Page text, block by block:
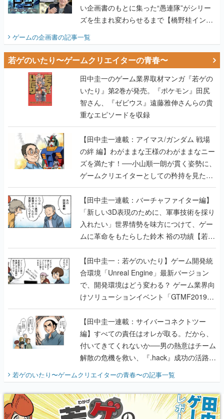
い企画書のもとに集った“愚連隊”がシリー
ズを生まれ変わらせるまで【橋野桂インタ
ゲームの企画書の記事一覧
若ゲのいたり〜ゲームクリエイターの青春〜
田中圭一のゲーム業界取材マンガ『若ゲの
いたり』第2巻が発売。『ポケモン』田尻
智さん、『ゼビウス』遠藤雅伸さんらの貴
重なエピソードを収録
【田中圭一連載：アイマス/ガンダム 戦場
の絆 編】わがままな王様のわがままなニー
ズを満たす！──小山順一朗が貫く姿勢に、
ゲームクリエイターとしての矜持を見た
【若ゲのいたり最終回】
【田中圭一連載：バーチャファイター編】
「新しい3D表現のために、軍事技術を採り
入れたい」世界情勢を味方につけて、ゲー
ムに革命をもたらした鈴木 裕の功績【若ゲ
のいたり】
【田中圭一：若ゲのいたり】ゲーム開発統
合環境「Unreal Engine」最新バージョン
で、開発環境はどう変わる？ ゲーム業界向
けソリューションイベント「GTMF2019」
に行って、より理解を深めよう【PR】
【田中圭一連載：サイバーコネクトツー
編】すべての責任はオレが取る。だから、
付いてきてくれないか──男の熱意はチーム
解散の危機を救い、『.hack』成功の活路を
『少年ジャンプ』色だった【若ゲのいた
り】
若ゲのいたり〜ゲームクリエイターの青春〜の記事一覧